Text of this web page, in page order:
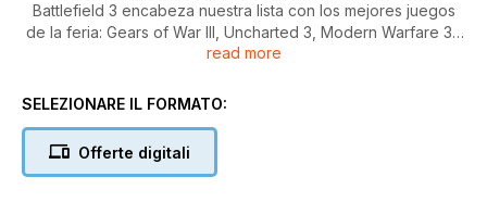
Battlefield 3 encabeza nuestra lista con los mejores juegos
de la feria: Gears of War III, Uncharted 3, Modern Warfare 3...
Resumimos las conferencias de las tres grandes compañías y
Sony: Wii U y PS Vita. Además, comparamos los mejores
read more
SELEZIONARE IL FORMATO:
Offerte digitali